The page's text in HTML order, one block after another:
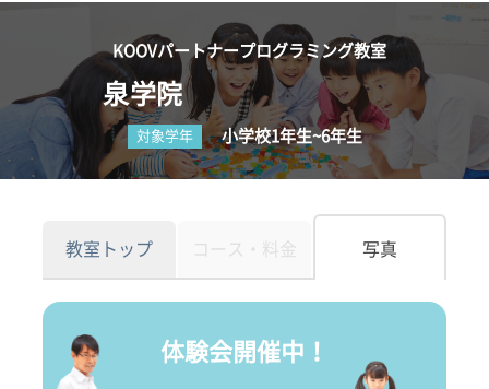
KOOVパートナープログラミング教室
泉学院
対象学年 小学校1年生~6年生
教室トップ コース・料金 写真
体験会開催中！